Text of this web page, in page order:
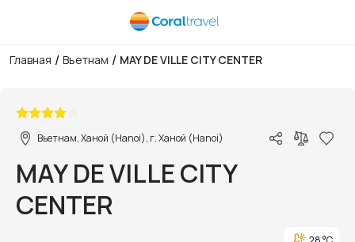
Главная / Вьетнам / MAY DE VILLE CITY CENTER
Вьетнам, Ханой (Hanoi), г. Ханой (Hanoi)
MAY DE VILLE CITY
CENTER